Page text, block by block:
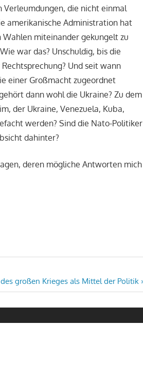
Verleumdungen, die nicht einmal
amerikanische Administration hat
Wahlen miteinander gekungelt zu
war das? Unschuldig, bis die
Und seit wann
einer Großmacht zugeordnet
dann wohl die Ukraine? Zu dem
der Ukraine, Venezuela, Kuba,
werden? Sind die Nato-Politiker
dahinter?
deren mögliche Antworten mich
großen Krieges als Mittel der Politik